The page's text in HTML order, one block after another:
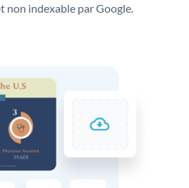
non indexable par Google.